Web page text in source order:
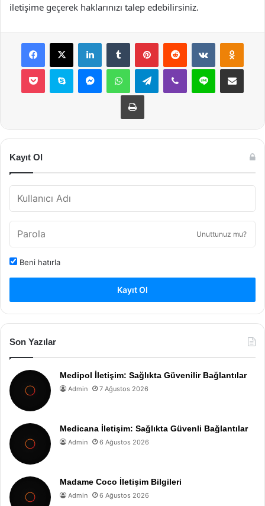
iletişime geçerek haklarınızı talep edebilirsiniz.
Facebook
X LinkedInTumblr PinterestReddit VKontakte
Pocket Skype MessengerWhatsAppTelegramViber Line E-Posta ile
Yazdır
Kayıt Ol
Unuttunuz mu?
Beni hatırla
Kayıt Ol
Son Yazılar
Medipol İletişim: Sağlıkta Güvenilir Bağlantılar
Admin 7 Ağustos 2026
Medicana İletişim: Sağlıkta Güvenli Bağlantılar
Admin 6 Ağustos 2026
Madame Coco İletişim Bilgileri
Admin 6 Ağustos 2026